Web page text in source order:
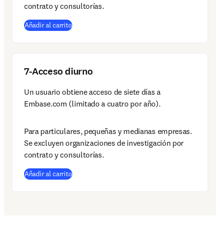
contrato y consultorías.
Añadir al carrito(
7-Acceso diurno
Un usuario obtiene acceso de siete días a
Embase.com (limitado a cuatro por año).
Para particulares, pequeñas y medianas empresas.
Se excluyen organizaciones de investigación por
contrato y consultorías.
Añadir al carrito(